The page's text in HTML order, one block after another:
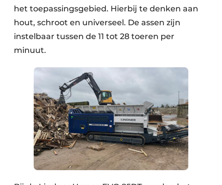
het toepassingsgebied. Hierbij te denken aan
hout, schroot en universeel. De assen zijn
instelbaar tussen de 11 tot 28 toeren per
minuut.